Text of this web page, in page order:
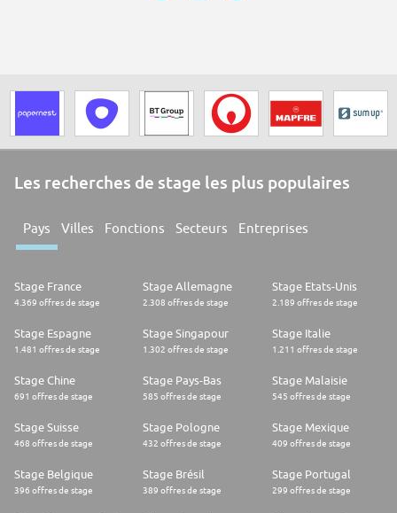
Les recherches de stage les plus populaires
Pays Villes Fonctions Secteurs Entreprises
Stage France
4.369 offres de stage
Stage Allemagne
2.308 offres de stage
Stage Etats-Unis
2.189 offres de stage
Stage Espagne
1.481 offres de stage
Stage Singapour
1.302 offres de stage
Stage Italie
1.211 offres de stage
Stage Chine
691 offres de stage
Stage Pays-Bas
585 offres de stage
Stage Malaisie
545 offres de stage
Stage Suisse
468 offres de stage
Stage Pologne
432 offres de stage
Stage Mexique
409 offres de stage
Stage Belgique
396 offres de stage
Stage Brésil
389 offres de stage
Stage Portugal
299 offres de stage